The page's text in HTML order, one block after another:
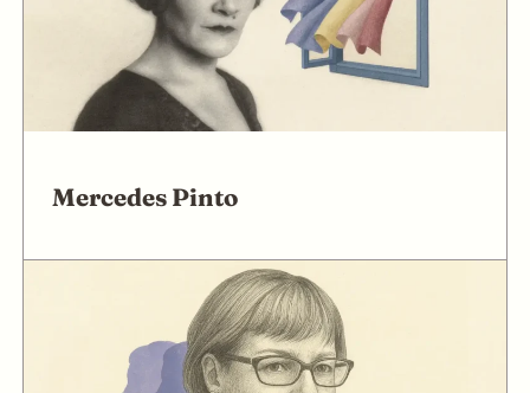
Mercedes Pinto